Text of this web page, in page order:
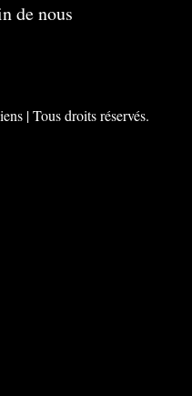
de nous
| Tous droits réservés.